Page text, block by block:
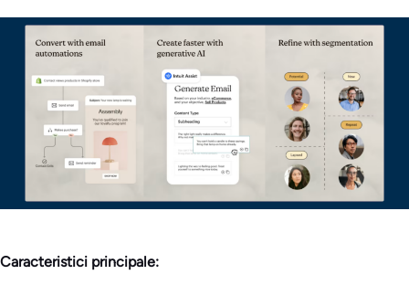
Caracteristici principale: